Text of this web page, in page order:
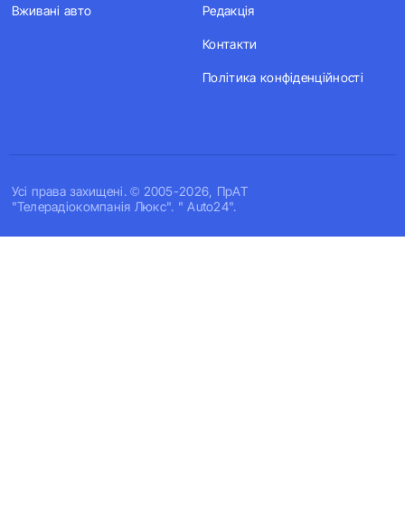
Усi права захищенi. © 2005-2026, ПрАТ
"Телерадіокомпанія Люкс". " Auto24".
Вживані авто Редакція
Контакти
Політика конфіденційності